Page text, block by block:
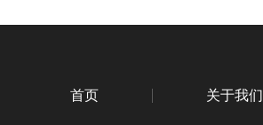
首页 关于我们